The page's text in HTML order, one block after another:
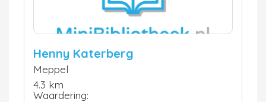
Henny Katerberg
Meppel
4.3 km
Waardering: